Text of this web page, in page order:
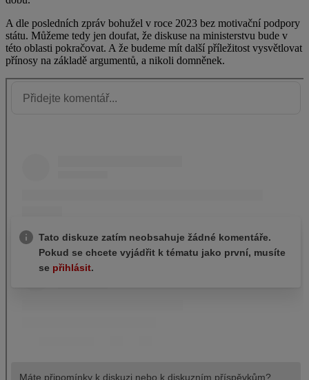
A dle posledních zpráv bohužel v roce 2023 bez motivační podpory
státu. Můžeme tedy jen doufat, že diskuse na ministerstvu bude v
této oblasti pokračovat. A že budeme mít další příležitost vysvětlovat
přínosy na základě argumentů, a nikoli domněnek.